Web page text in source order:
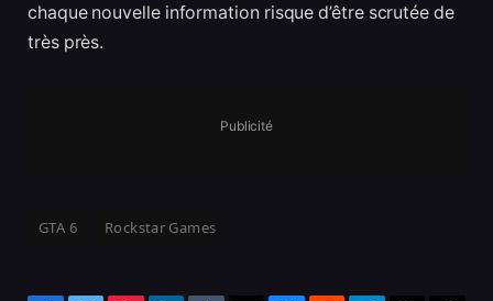
chaque nouvelle information risque d’être scrutée de
très près.
Publicité
GTA 6 Rockstar Games